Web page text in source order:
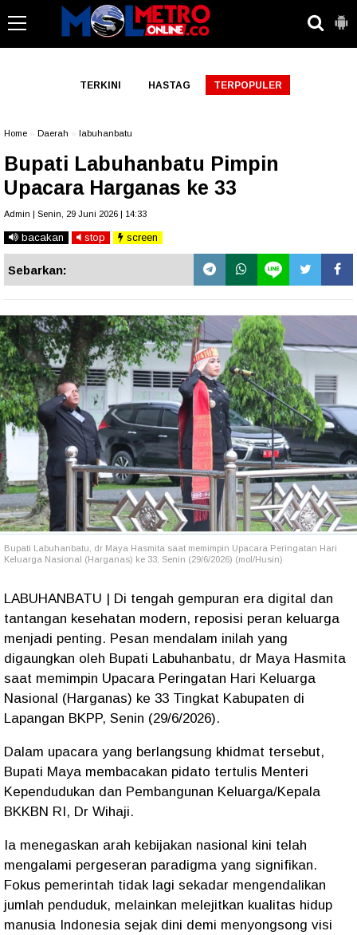
TERKINI HASTAG TERPOPULER
Home Daerah labuhanbatu
Bupati Labuhanbatu Pimpin
Upacara Harganas ke 33
Admin | Senin, 29 Juni 2026 | 14:33
bacakan stop screen
Sebarkan:
Bupati Labuhanbatu, dr Maya Hasmita saat memimpin Upacara Peringatan Hari
Keluarga Nasional (Harganas) ke 33, Senin (29/6/2026) (mol/Husin)
LABUHANBATU | Di tengah gempuran era digital dan
tantangan kesehatan modern, reposisi peran keluarga
menjadi penting. Pesan mendalam inilah yang
digaungkan oleh Bupati Labuhanbatu, dr Maya Hasmita
saat memimpin Upacara Peringatan Hari Keluarga
Nasional (Harganas) ke 33 Tingkat Kabupaten di
Lapangan BKPP, Senin (29/6/2026).
Dalam upacara yang berlangsung khidmat tersebut,
Bupati Maya membacakan pidato tertulis Menteri
Kependudukan dan Pembangunan Keluarga/Kepala
BKKBN RI, Dr Wihaji.
Ia menegaskan arah kebijakan nasional kini telah
mengalami pergeseran paradigma yang signifikan.
Fokus pemerintah tidak lagi sekadar mengendalikan
jumlah penduduk, melainkan melejitkan kualitas hidup
manusia Indonesia sejak dini demi menyongsong visi